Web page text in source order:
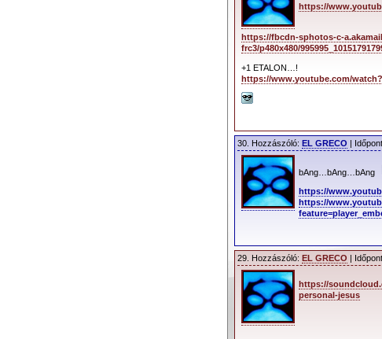
https://
https://fbcdn-sphotos-c-
frc3/p480x480/
+1 ETALON…!
https://www.youtube.com/
30. Hozzászóló: EL GRECO |
bAng…bAng…bAng
https://
https://
29. Hozzászóló: EL GRECO |
https://
personal-jesus